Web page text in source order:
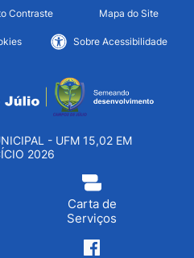
e links
Contraste Mapa do Site
Sobre Acessibilidade
principal
- UFM 15,02 EM
2026
Carta de
Serviços